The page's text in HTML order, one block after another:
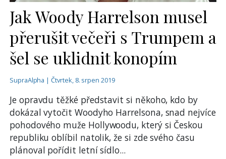
Jak Woody Harrelson musel
přerušit večeři s Trumpem a
šel se uklidnit konopím
SupraAlpha | Čtvrtek, 8. srpen 2019
Je opravdu těžké představit si někoho, kdo by
dokázal vytočit Woodyho Harrelsona, snad nejvíce
pohodového muže Hollywoodu, který si Českou
republiku oblíbil natolik, že si zde svého času
plánoval pořídit letní sídlo...